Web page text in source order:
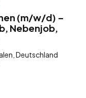
(m/w/d) –
Nebenjob,
Deutschland